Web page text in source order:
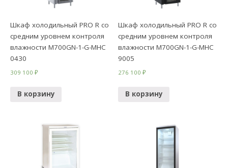
Шкаф холодильный PRO R со
средним уровнем контроля
влажности M700GN-1-G-MHC
0430
309 100₽
В корзину
Шкаф холодильный PRO R со
средним уровнем контроля
влажности M700GN-1-G-MHC
9005
276 100₽
В корзину